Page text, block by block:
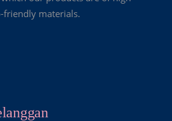
friendly materials.